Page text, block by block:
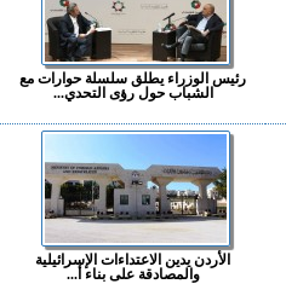
رئيس الوزراء يطلق سلسلة حوارات مع
الشباب حول رؤى التحدي...
الأردن يدين الاعتداءات الإسرائيلية
والمصادقة على بناء أ...